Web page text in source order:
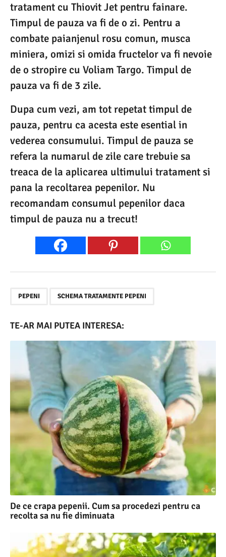
tratament cu Thiovit Jet pentru fainare.
Timpul de pauza va fi de o zi. Pentru a
combate paianjenul rosu comun, musca
miniera, omizi si omida fructelor va fi nevoie
de o stropire cu Voliam Targo. Timpul de
pauza va fi de 3 zile.
Dupa cum vezi, am tot repetat timpul de
pauza, pentru ca acesta este esential in
vederea consumului. Timpul de pauza se
refera la numarul de zile care trebuie sa
treaca de la aplicarea ultimului tratament si
pana la recoltarea pepenilor. Nu
recomandam consumul pepenilor daca
timpul de pauza nu a trecut!
PEPENI SCHEMA TRATAMENTE PEPENI
TE-AR MAI PUTEA INTERESA:
De ce crapa pepenii. Cum sa procedezi pentru ca
recolta sa nu fie diminuata